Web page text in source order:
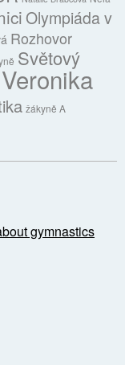
Olympiáda v
Rozhovor
Světový
Veronika
žákyně A
gymnastics